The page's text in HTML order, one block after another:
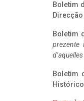
Boletim
Boletim
prezente
Boletim